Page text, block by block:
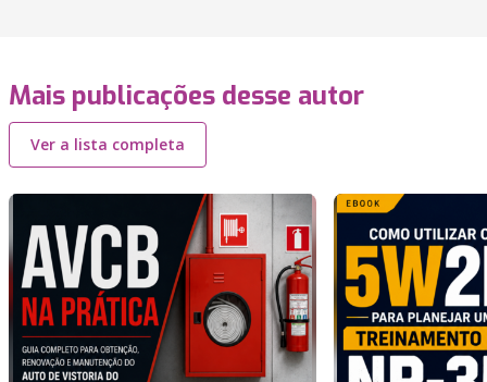
Mais publicações desse autor
Ver a lista completa